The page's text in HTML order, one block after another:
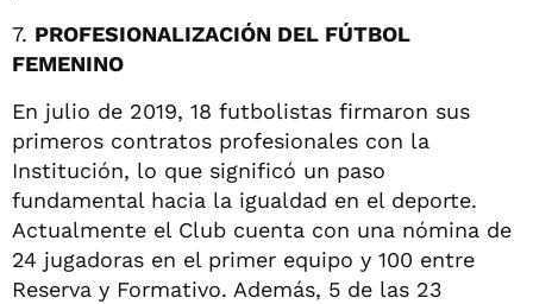
7. PROFESIONALIZACIÓN DEL FÚTBOL
FEMENINO
En julio de 2019, 18 futbolistas firmaron sus
primeros contratos profesionales con la
Institución, lo que significó un paso
fundamental hacia la igualdad en el deporte.
Actualmente el Club cuenta con una nómina de
24 jugadoras en el primer equipo y 100 entre
Reserva y Formativo. Además, 5 de las 23